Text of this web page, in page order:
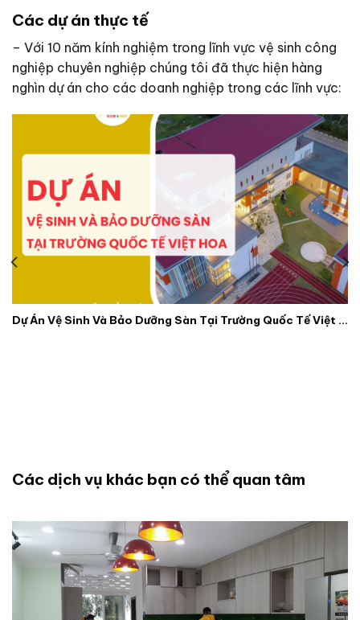
Các dự án thực tế
– Với 10 năm kính nghiệm trong lĩnh vực vệ sinh công
nghiệp chuyên nghiệp chúng tôi đã thực hiện hàng
nghìn dự án cho các doanh nghiệp trong các lĩnh vực:
Dự Án Vệ Sinh Và Bảo Dưỡng Sàn Tại Trường Quốc Tế Việt Hoa
Các dịch vụ khác bạn có thể quan tâm